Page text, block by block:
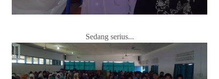
Sedang serius...